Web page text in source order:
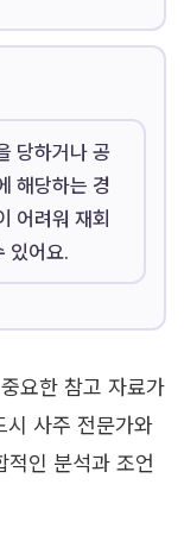
당하거나 공
해당하는 경
어려워 재회
있어요.
요한 참고 자료가
시 사주 전문가와
적인 분석과 조언